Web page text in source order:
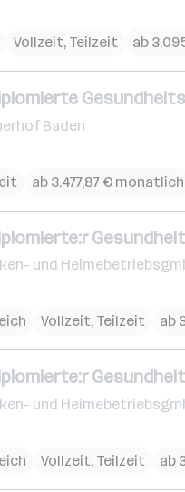
Vollzeit, Teilzeit ab
Baden
ab 3.477,87 € monatlich
und
Vollzeit, Teilzeit ab
und
Vollzeit, Teilzeit ab